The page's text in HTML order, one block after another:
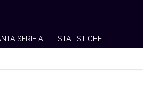
SERIE A STATISTICHE